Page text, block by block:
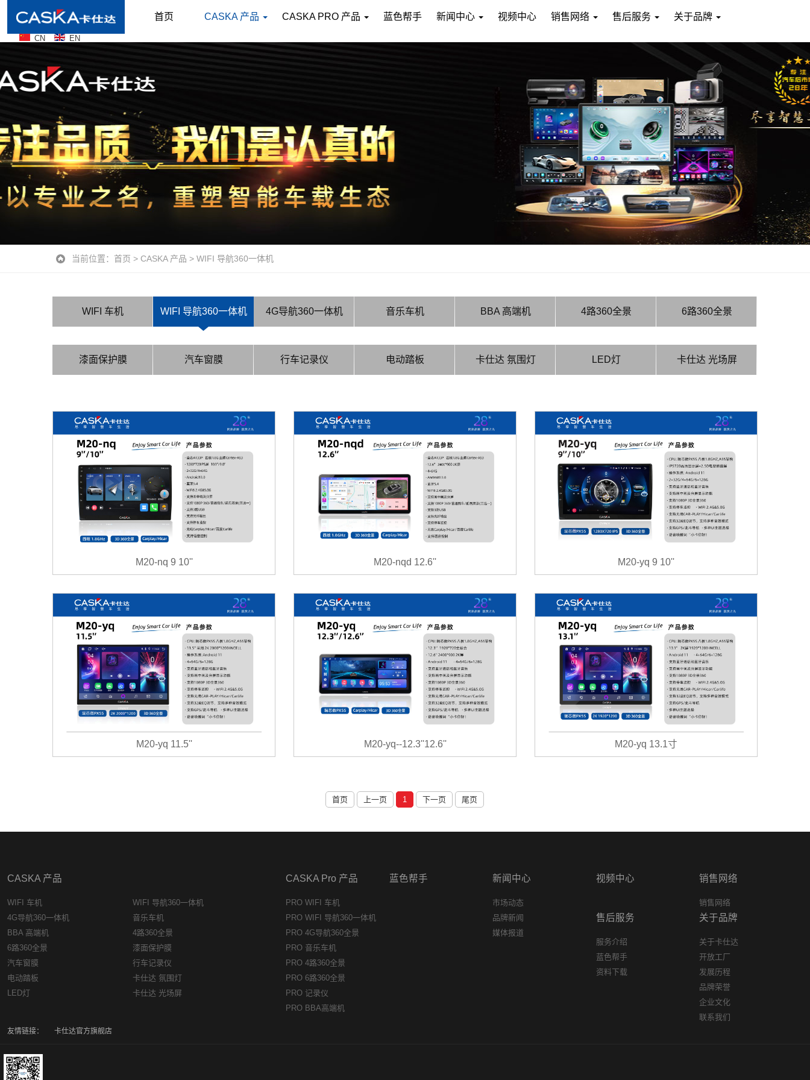
首页 CASKA 产品 CASKA PRO 产品 蓝色帮手 新闻中心 视频中心 销售网络 售后服务 关于品牌
CN EN
当前位置： 首页 > CASKA 产品 > WIFI 导航360一体机
WIFI 车机 WIFI 导航360一体机 4G导航360一体机 音乐车机 BBA 高端机 4路360全景 6路360全景
漆面保护膜 汽车窗膜 行车记录仪 电动踏板 卡仕达 氛围灯 LED灯 卡仕达 光场屏
M20-nq 9 10'' M20-nqd 12.6'' M20-yq 9 10''
M20-yq 11.5'' M20-yq--12.3''12.6'' M20-yq 13.1寸
首页 上一页 1 下一页 尾页
CASKA 产品
WIFI 车机
WIFI 导航360一体机
4G导航360一体机
音乐车机
BBA 高端机
4路360全景
6路360全景
漆面保护膜
汽车窗膜
行车记录仪
电动踏板
卡仕达 氛围灯
LED灯
卡仕达 光场屏
CASKA Pro 产品
PRO WIFI 车机
PRO WIFI 导航360一体机
PRO 4G导航360全景
PRO 音乐车机
PRO 4路360全景
PRO 6路360全景
PRO 记录仪
PRO BBA高端机
蓝色帮手 新闻中心
市场动态
品牌新闻
媒体报道
视频中心 销售网络
销售网络
售后服务
服务介绍
蓝色帮手
资料下载
关于品牌
关于卡仕达
开放工厂
发展历程
品牌荣誉
企业文化
联系我们
友情链接： 卡仕达官方旗舰店